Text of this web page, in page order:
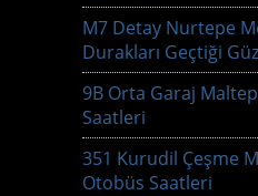
M7 Detay Nurtepe
Durakları Geçtiği
9B Orta Garaj
Saatleri
351 Kurudil Çeşme
Otobüs Saatleri